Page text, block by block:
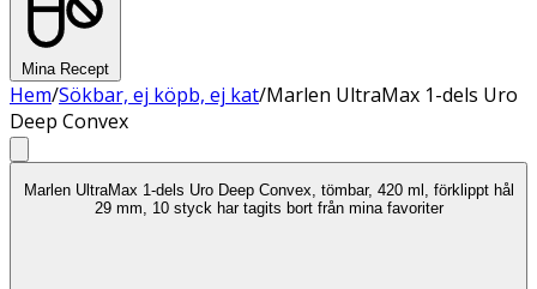
Mina Recept
Hem/Sökbar, ej köpb, ej kat/Marlen UltraMax 1-dels Uro
Deep Convex
Marlen UltraMax 1-dels Uro Deep Convex, tömbar, 420 ml, förklippt hål
29 mm, 10 styck har tagits bort från mina favoriter